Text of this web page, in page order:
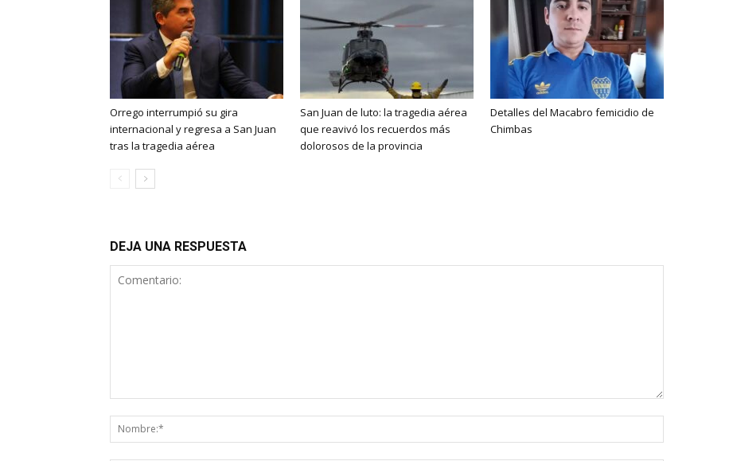
Orrego interrumpió su gira
internacional y regresa a San Juan
tras la tragedia aérea
San Juan de luto: la tragedia aérea
que reavivó los recuerdos más
dolorosos de la provincia
Detalles del Macabro femicidio de
Chimbas
DEJA UNA RESPUESTA